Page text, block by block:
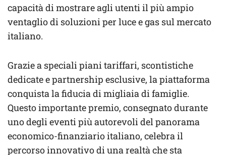
capacità di mostrare agli utenti il più ampio
ventaglio di soluzioni per luce e gas sul mercato
italiano.
Grazie a speciali piani tariffari, scontistiche
dedicate e partnership esclusive, la piattaforma
conquista la fiducia di migliaia di famiglie.
Questo importante premio, consegnato durante
uno degli eventi più autorevoli del panorama
economico-finanziario italiano, celebra il
percorso innovativo di una realtà che sta